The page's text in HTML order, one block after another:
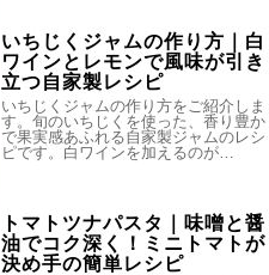
いちじくジャムの作り方｜白
ワインとレモンで風味が引き
立つ自家製レシピ
いちじくジャムの作り方をご紹介しま
す。旬のいちじくを使った、香り豊か
で果実感あふれる自家製ジャムのレシ
ピです。白ワインを加えるのが…
トマトツナパスタ｜味噌と醤
油でコク深く！ミニトマトが
決め手の簡単レシピ